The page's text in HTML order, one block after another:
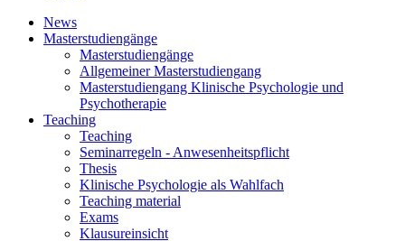
News
Masterstudiengänge
Masterstudiengänge
Allgemeiner Masterstudiengang
Masterstudiengang Klinische Psychologie und
Psychotherapie
Teaching
Teaching
Seminarregeln - Anwesenheitspflicht
Thesis
Klinische Psychologie als Wahlfach
Teaching material
Exams
Klausureinsicht